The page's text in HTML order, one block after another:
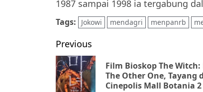
1987 sampai 1998 ia tergabung
Tags: Jokowi mendagri menpanrb
Post
navigation
Previous
Film Bioskop The Witch:
The Other One, Tayang
Cinepolis Mall Botania 2